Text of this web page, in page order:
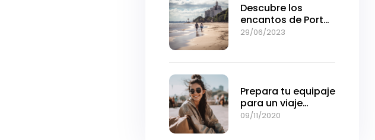
Descubre los
encantos de Porto
Alegre: Una joya del
29/06/2023
Prepara tu equipaje
para un viaje
cómodo y sin
09/11/2020